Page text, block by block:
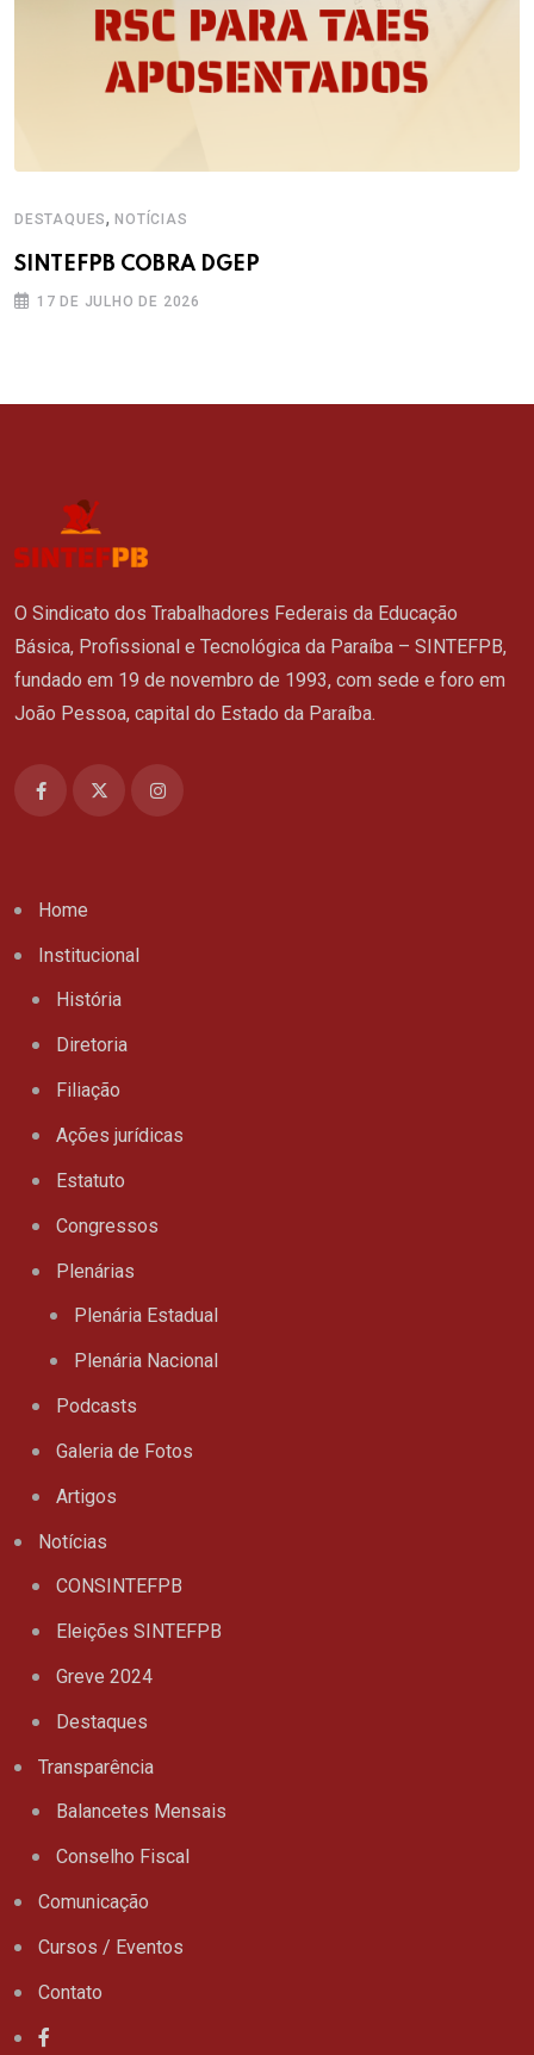
DESTAQUES,NOTÍCIAS
SINTEFPB COBRA DGEP
17 DE JULHO DE 2026
O Sindicato dos Trabalhadores Federais da Educação
Básica, Profissional e Tecnológica da Paraíba – SINTEFPB,
fundado em 19 de novembro de 1993, com sede e foro em
João Pessoa, capital do Estado da Paraíba.
Home
Institucional
História
Diretoria
Filiação
Ações jurídicas
Estatuto
Congressos
Plenárias
Plenária Estadual
Plenária Nacional
Podcasts
Galeria de Fotos
Artigos
Notícias
CONSINTEFPB
Eleições SINTEFPB
Greve 2024
Destaques
Transparência
Balancetes Mensais
Conselho Fiscal
Comunicação
Cursos / Eventos
Contato